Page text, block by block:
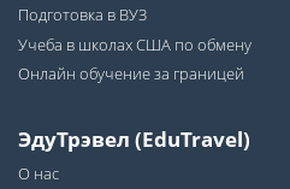
Подготовка в ВУЗ
Учеба в школах США по обмену
Онлайн обучение за границей
ЭдуТрэвел (EduTravel)
О нас